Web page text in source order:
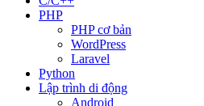
PHP
PHP cơ bản
WordPress
Laravel
Python
Lập trình di động
Android